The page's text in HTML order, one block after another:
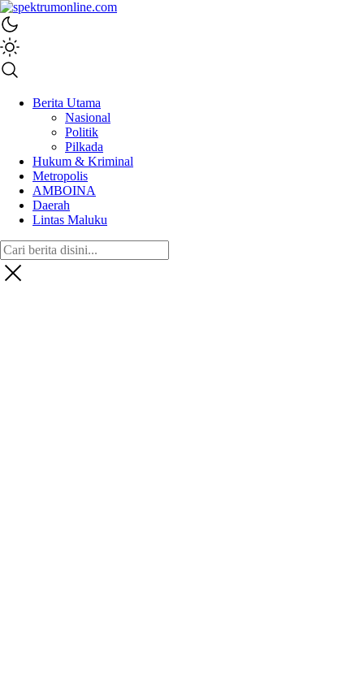
spektrumonline.com
Berita Utama
Nasional
Politik
Pilkada
Hukum & Kriminal
Metropolis
AMBOINA
Daerah
Lintas Maluku